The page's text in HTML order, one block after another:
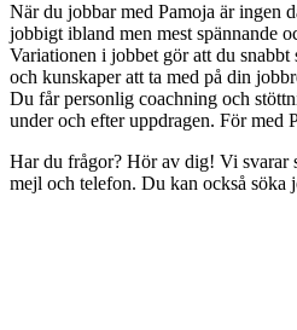
När du jobbar med Pamoja är ingen
jobbigt ibland men mest spännande
Variationen i jobbet gör att du snabbt
och kunskaper att ta med på din
Du får personlig coachning och
under och efter uppdragen. För med
Har du frågor? Hör av dig! Vi svarar
mejl och telefon. Du kan också söka